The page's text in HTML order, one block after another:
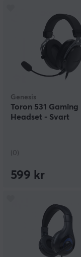
Genesis
Toron 531 Gaming
Headset - Svart
(0)
599 kr